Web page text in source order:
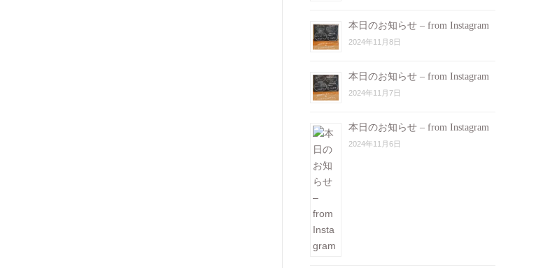
本日のお知らせ – from Instagram
2024年11月8日
本日のお知らせ – from Instagram
2024年11月7日
本日のお知らせ – from Instagram
2024年11月6日